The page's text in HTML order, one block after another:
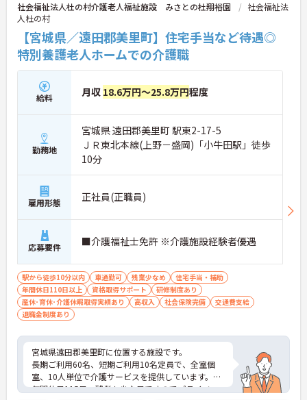
社会福祉法人杜の村介護老人福祉施設 みさとの杜翔裕園
社会福祉法
人杜の村
【宮城県／遠田郡美里町】住宅手当など待遇◎
特別養護老人ホームでの介護職
給料 月収 18.6万円～25.8万円程度
勤務地
宮城県 遠田郡美里町 駅東2-17-5
ＪＲ東北本線(上野－盛岡)「小牛田駅」徒歩
10分
雇用形態 正社員(正職員)
応募要件 ■介護福祉士免許 ※介護施設経験者優遇
駅から徒歩10分以内 車通勤可 残業少なめ
住宅手当・補助
年間休日110日以上
資格取得サポート
研修制度あり
産休･育休･介護休暇取得実績あり
高収入 社会保険完備
交通費支給
退職金制度あり
宮城県遠田郡美里町に位置する施設です。
長期ご利用60名、短期ご利用10名定員で、全室個
室、10人単位で介護サービスを提供しています。
年間休日115日、残業も少な目ですのでプライベー